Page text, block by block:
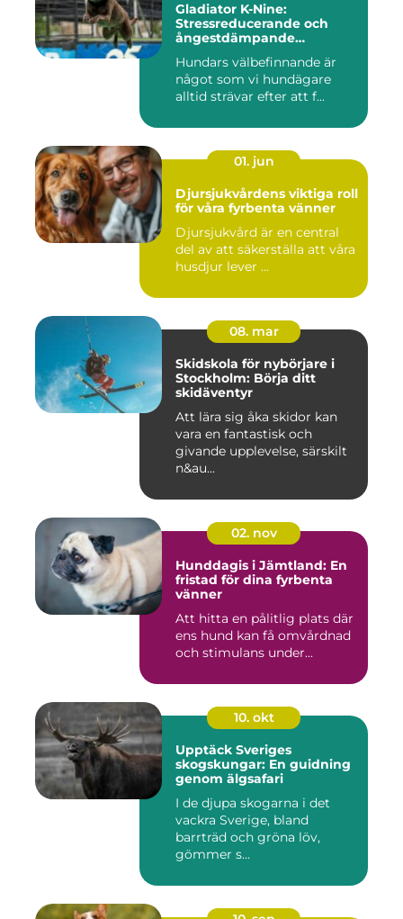
Gladiator K-Nine:
Stressreducerande och
ångestdämpande
Hundars välbefinnande är
något som vi hundägare
alltid strävar efter att f...
01. jun
Djursjukvårdens viktiga roll
för våra fyrbenta vänner
Djursjukvård är en central
del av att säkerställa att våra
husdjur lever ...
08. mar
Skidskola för nybörjare i
Stockholm: Börja ditt
skidäventyr
Att lära sig åka skidor kan
vara en fantastisk och
givande upplevelse, särskilt
n&au...
02. nov
Hunddagis i Jämtland: En
fristad för dina fyrbenta
vänner
Att hitta en pålitlig plats där
ens hund kan få omvårdnad
och stimulans under...
10. okt
Upptäck Sveriges
skogskungar: En guidning
genom älgsafari
I de djupa skogarna i det
vackra Sverige, bland
barrträd och gröna löv,
gömmer s...